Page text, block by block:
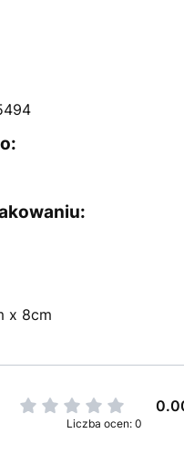
x 8cm
Liczba ocen: 0